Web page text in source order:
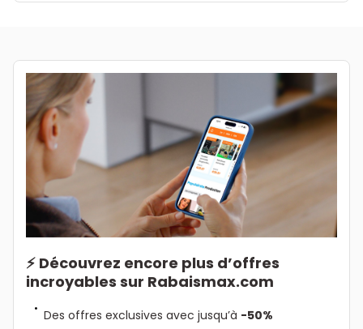
⚡ Découvrez encore plus d’offres
incroyables sur Rabaismax.com
Des offres exclusives avec jusqu’à -50%